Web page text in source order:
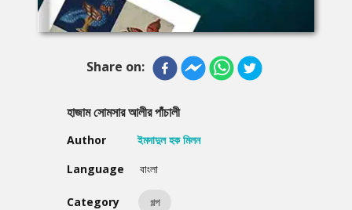
Share on:
হাজাম সোমসার আলীর পাঁচালী
Author
ইমদাদুল হক মিলন
Language
বাংলা
Category গল্প